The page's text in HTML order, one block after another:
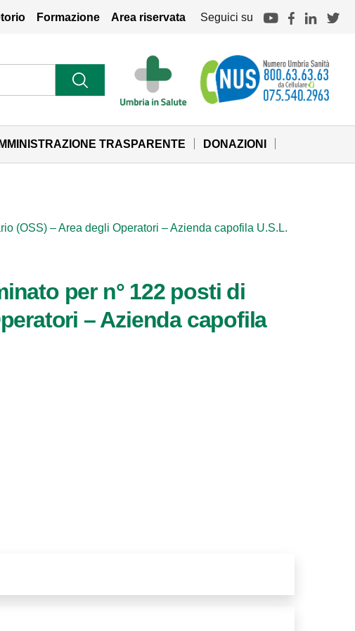
Formazione Area riservata Seguici su
TRASPARENTE
DONAZIONI
(OSS) – Area degli Operatori – Azienda capofila U.S.L.
per n° 122 posti di
– Azienda capofila